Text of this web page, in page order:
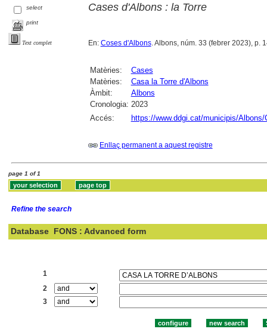
select
print
Text complet
Cases d'Albons : la Torre
En: Coses d'Albons. Albons, núm. 33 (febrer 2023), p.
Matèries:
Cases
Matèries:
Casa la Torre d'Albons
Àmbit:
Albons
Cronologia: 2023
Accés:
https://www.ddgi.cat/municipis/Albons/
Enllaç permanent a aquest registre
page 1 of 1
Refine the search
Database FONS : Advanced form
1
2
3